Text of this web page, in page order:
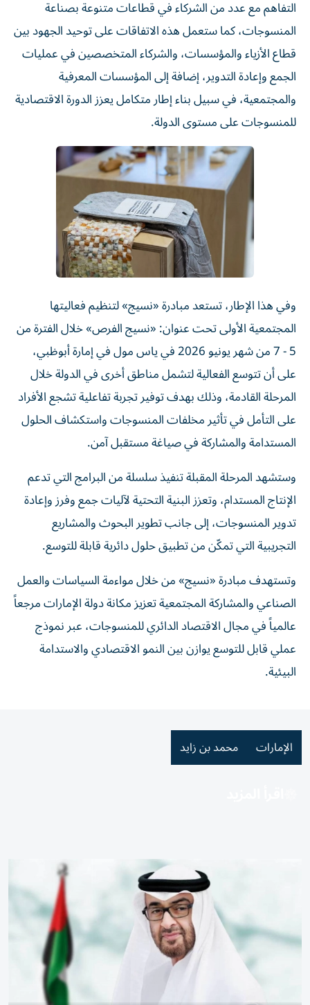
التفاهم مع عدد من الشركاء في قطاعات متنوعة بصناعة
المنسوجات، كما ستعمل هذه الاتفاقات على توحيد الجهود بين
قطاع الأزياء والمؤسسات، والشركاء المتخصصين في عمليات
الجمع وإعادة التدوير، إضافة إلى المؤسسات المعرفية
والمجتمعية، في سبيل بناء إطار متكامل يعزز الدورة الاقتصادية
للمنسوجات على مستوى الدولة.
وفي هذا الإطار، تستعد مبادرة «نسيج» لتنظيم فعاليتها
المجتمعية الأولى تحت عنوان: «نسيج الفرص» خلال الفترة من
5 - 7 من شهر يونيو 2026 في ياس مول في إمارة أبوظبي،
على أن تتوسع الفعالية لتشمل مناطق أخرى في الدولة خلال
المرحلة القادمة، وذلك بهدف توفير تجربة تفاعلية تشجع الأفراد
على التأمل في تأثير مخلفات المنسوجات واستكشاف الحلول
المستدامة والمشاركة في صياغة مستقبل آمن.
وستشهد المرحلة المقبلة تنفيذ سلسلة من البرامج التي تدعم
الإنتاج المستدام، وتعزز البنية التحتية لآليات جمع وفرز وإعادة
تدوير المنسوجات، إلى جانب تطوير البحوث والمشاريع
التجريبية التي تمكّن من تطبيق حلول دائرية قابلة للتوسع.
وتستهدف مبادرة «نسيج» من خلال مواءمة السياسات والعمل
الصناعي والمشاركة المجتمعية تعزيز مكانة دولة الإمارات مرجعاً
عالمياً في مجال الاقتصاد الدائري للمنسوجات، عبر نموذج
عملي قابل للتوسع يوازن بين النمو الاقتصادي والاستدامة
البيئية.
الإمارات محمد بن زايد